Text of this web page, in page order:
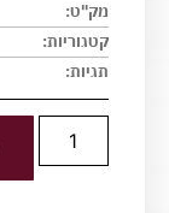
מק"ט:
קטגוריות:
תגיות: